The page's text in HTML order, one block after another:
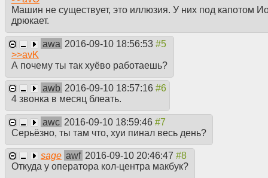
Машин не существует, это иллюзия. У них под капотом
дрюкает.
awa 2016-09-10 18:56:53
>>avK
А почему ты так хуёво работаешь?
awb 2016-09-10 18:57:16
4 звонка в месяц блеать.
awc 2016-09-10 18:59:46
Серьёзно, ты там что, хуи пинал весь день?
sage awf 2016-09-10 20:46:47
Откуда у оператора кол-центра макбук?